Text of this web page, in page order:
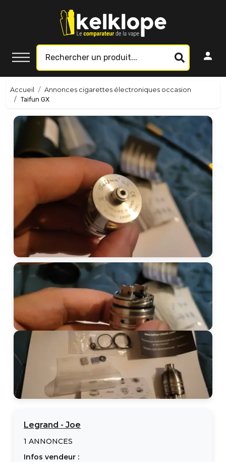
Accueil
Annonces cigarettes électroniques occasion
Taifun GX
Legrand - Joe
1 ANNONCES
Infos vendeur :